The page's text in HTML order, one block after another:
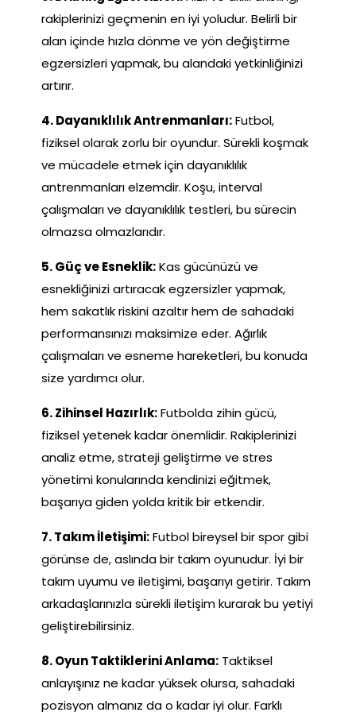
rakiplerinizi geçmenin en iyi yoludur. Belirli bir
alan içinde hızla dönme ve yön değiştirme
egzersizleri yapmak, bu alandaki yetkinliğinizi
artırır.
4. Dayanıklılık Antrenmanları:Futbol,
fiziksel olarak zorlu bir oyundur. Sürekli koşmak
ve mücadele etmek için dayanıklılık
antrenmanları elzemdir. Koşu, interval
çalışmaları ve dayanıklılık testleri, bu sürecin
olmazsa olmazlarıdır.
5. Güç ve Esneklik:Kas gücünüzü ve
esnekliğinizi artıracak egzersizler yapmak,
hem sakatlık riskini azaltır hem de sahadaki
performansınızı maksimize eder. Ağırlık
çalışmaları ve esneme hareketleri, bu konuda
size yardımcı olur.
6. Zihinsel Hazırlık:Futbolda zihin gücü,
fiziksel yetenek kadar önemlidir. Rakiplerinizi
analiz etme, strateji geliştirme ve stres
yönetimi konularında kendinizi eğitmek,
başarıya giden yolda kritik bir etkendir.
7. Takım İletişimi:Futbol bireysel bir spor gibi
görünse de, aslında bir takım oyunudur. İyi bir
takım uyumu ve iletişimi, başarıyı getirir. Takım
arkadaşlarınızla sürekli iletişim kurarak bu yetiyi
geliştirebilirsiniz.
8. Oyun Taktiklerini Anlama: Taktiksel
anlayışınız ne kadar yüksek olursa, sahadaki
pozisyon almanız da o kadar iyi olur. Farklı